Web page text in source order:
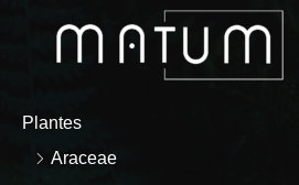
Plantes
Araceae